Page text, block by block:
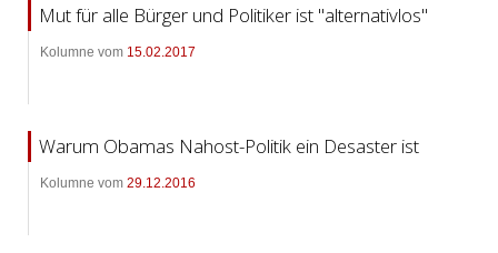
Mut für alle Bürger und Politiker ist "alternativlos"
Kolumne vom 15.02.2017
Warum Obamas Nahost-Politik ein Desaster ist
Kolumne vom 29.12.2016